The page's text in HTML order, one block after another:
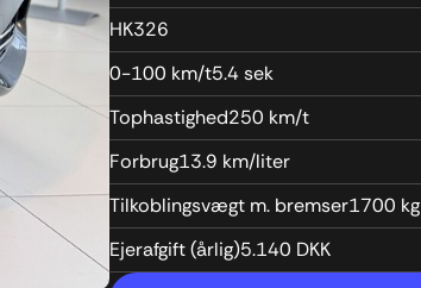
HK326
0-100 km/t5.4 sek
Tophastighed250 km/t
Forbrug13.9 km/liter
Tilkoblingsvægt m. bremser1700 kg
Ejerafgift (årlig)5.140 DKK